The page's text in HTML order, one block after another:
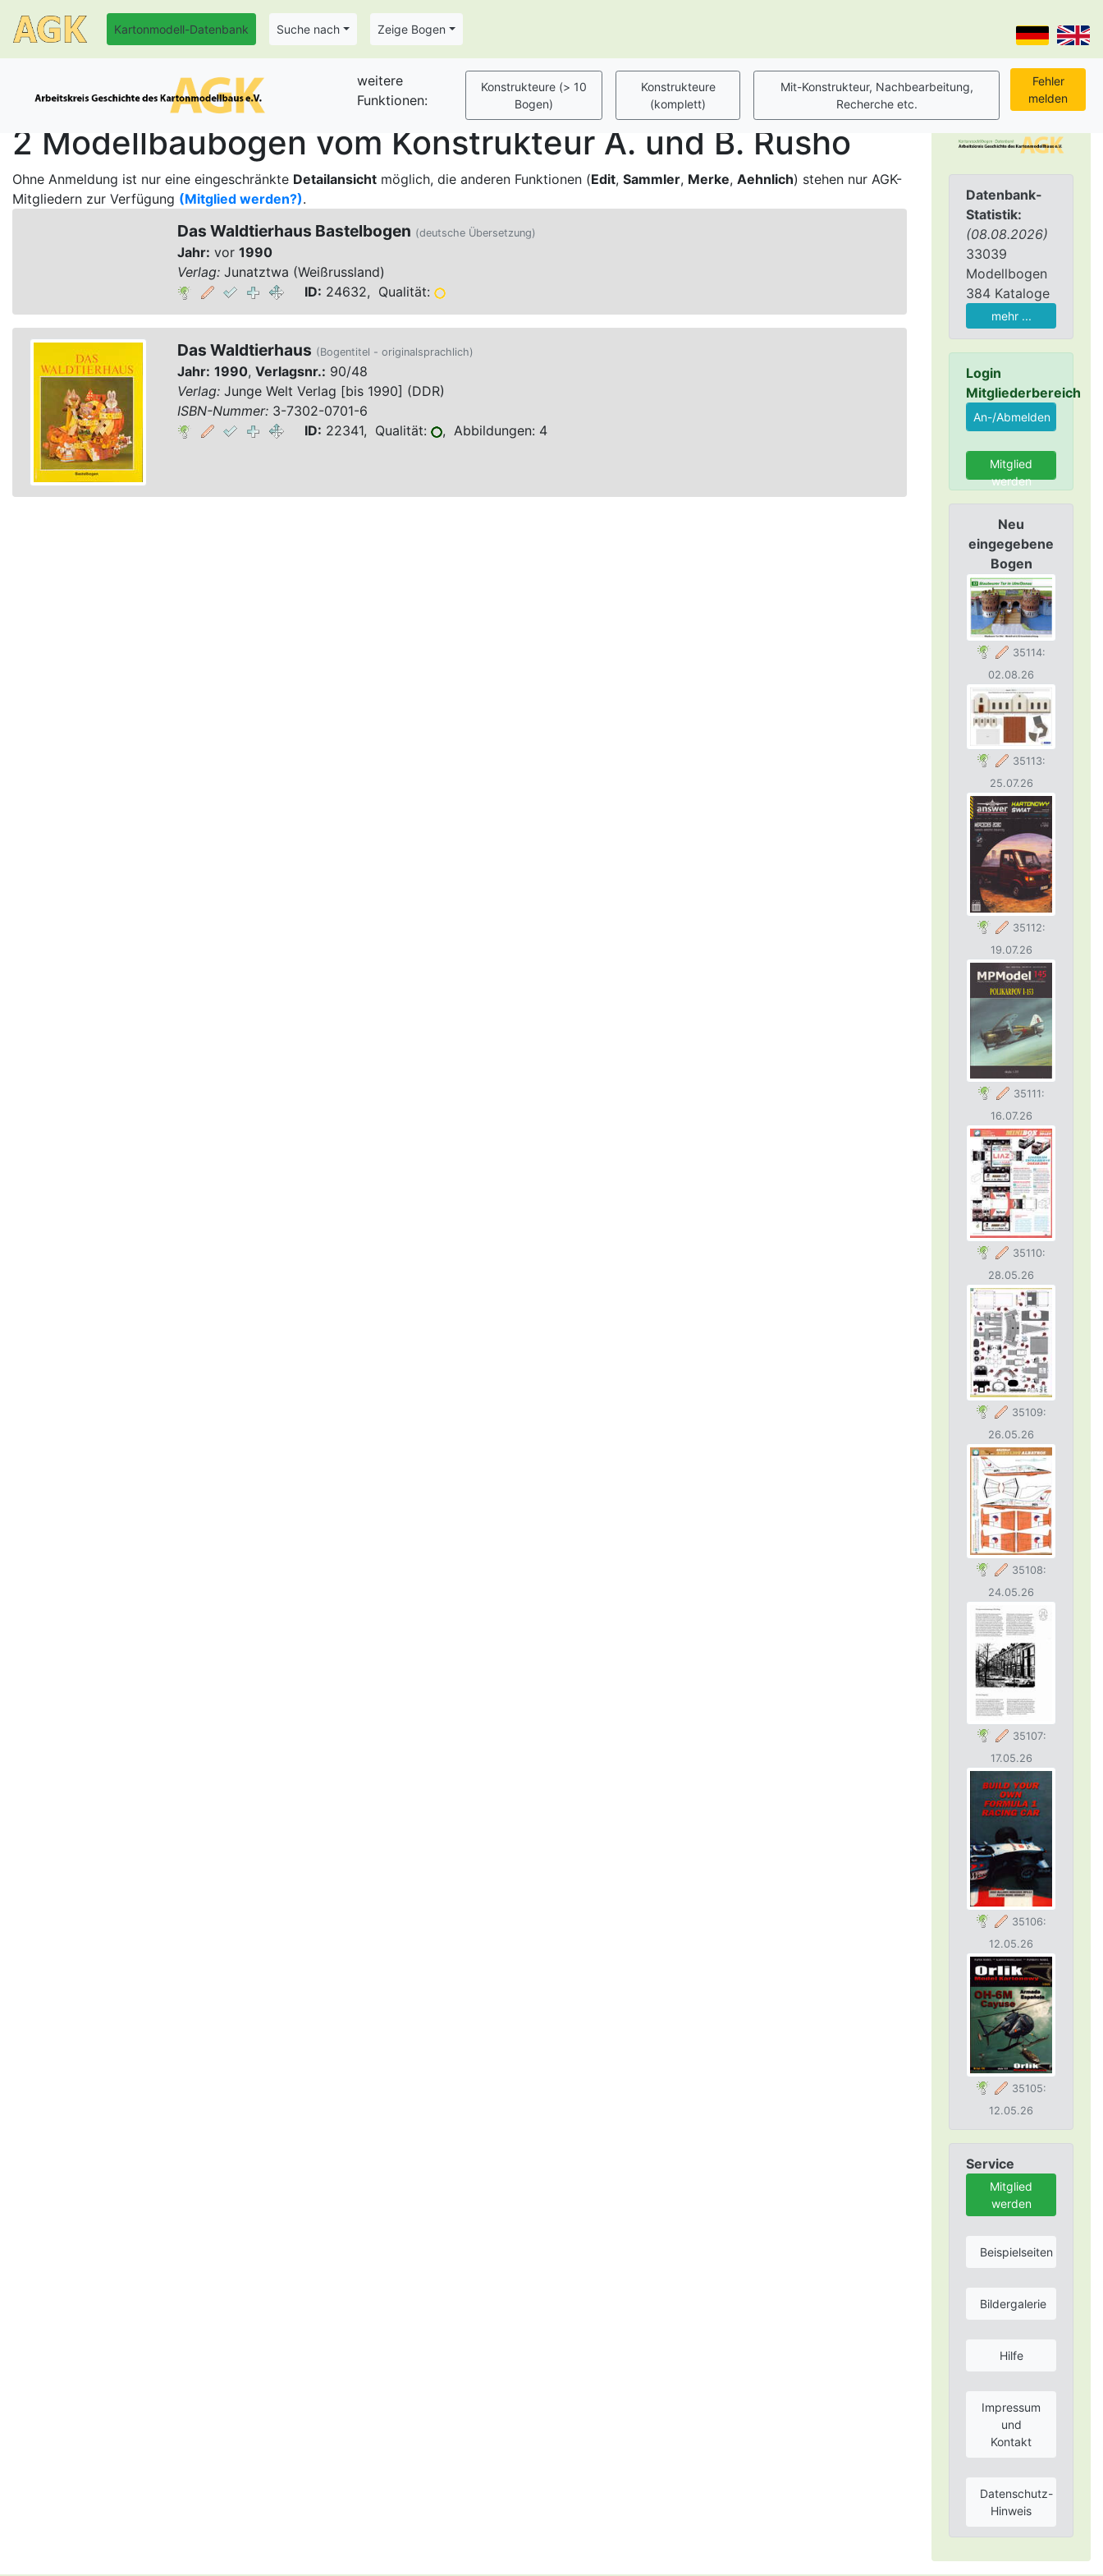
Kartonmodell-Datenbank Suche nach Zeige Bogen
Datenbank-
Statistik:
(08.08.2026)
33039
Modellbogen
384 Kataloge
mehr ...
Login
Mitgliederbereich
Mitglied
werden
Neu
eingegebene
Bogen
35114:
02.08.26
35113:
25.07.26
35112:
19.07.26
35111:
16.07.26
35110:
28.05.26
35109:
26.05.26
35108:
24.05.26
35107:
17.05.26
35106:
12.05.26
35105:
12.05.26
Service
Mitglied
werden
Beispielseiten
Bildergalerie
Hilfe
Impressum
und
Kontakt
Datenschutz-
Hinweis
weitere
Funktionen:
2 Modellbaubogen vom Konstrukteur A. und B. Rusho
Ohne Anmeldung ist nur eine eingeschränkte Detailansicht möglich, die anderen Funktionen (Edit, Sammler, Merke, Aehnlich) stehen nur AGK-
Mitgliedern zur Verfügung (Mitglied werden?).
Das Waldtierhaus Bastelbogen (deutsche Übersetzung)
Jahr: vor 1990
Verlag:Junatztwa (Weißrussland)
ID: 24632, Qualität:
Das Waldtierhaus (Bogentitel - originalsprachlich)
Jahr: 1990, Verlagsnr.: 90/48
Verlag:Junge Welt Verlag [bis 1990] (DDR)
ISBN-Nummer:3-7302-0701-6
ID: 22341, Qualität: , Abbildungen: 4